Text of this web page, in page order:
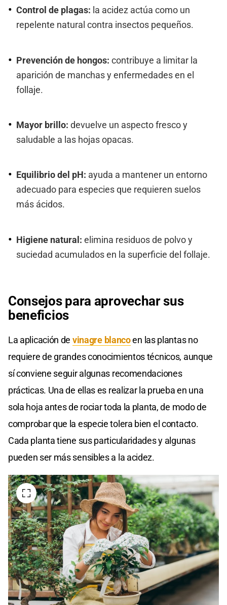
Control de plagas: la acidez actúa como un
repelente natural contra insectos pequeños.
Prevención de hongos: contribuye a limitar la
aparición de manchas y enfermedades en el
follaje.
Mayor brillo: devuelve un aspecto fresco y
saludable a las hojas opacas.
Equilibrio del pH: ayuda a mantener un entorno
adecuado para especies que requieren suelos
más ácidos.
Higiene natural: elimina residuos de polvo y
suciedad acumulados en la superficie del follaje.
Consejos para aprovechar sus
beneficios
La aplicación de vinagre blancoen las plantas no
requiere de grandes conocimientos técnicos, aunque
sí conviene seguir algunas recomendaciones
prácticas. Una de ellas es realizar la prueba en una
sola hoja antes de rociar toda la planta, de modo de
comprobar que la especie tolera bien el contacto.
Cada planta tiene sus particularidades y algunas
pueden ser más sensibles a la acidez.